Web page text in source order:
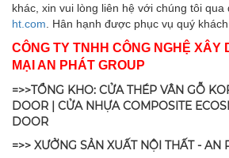
khác, xin vui lòng liên hệ với chúng tôi qua
ht.com. Hân hạnh được phục vụ quý
CÔNG TY TNHH CÔNG NGHỆ XÂY
MẠI AN PHÁT GROUP
=>>TỔNG KHO: CỬA THÉP VÂN GỖ
DOOR | CỬA NHỰA COMPOSITE
DOOR
=>> XƯỞNG SẢN XUẤT NỘI THẤT - AN